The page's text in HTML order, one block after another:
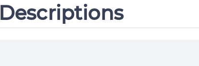
Descriptions